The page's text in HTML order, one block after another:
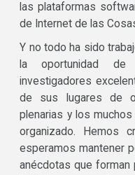
las plataformas
de Internet de las
Y no todo ha sido
la oportunidad de
investigadores
de sus lugares de
plenarias y los
organizado. Hemos
esperamos mantener
anécdotas que forman